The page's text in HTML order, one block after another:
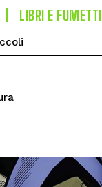
LIBRI E FUMETTI